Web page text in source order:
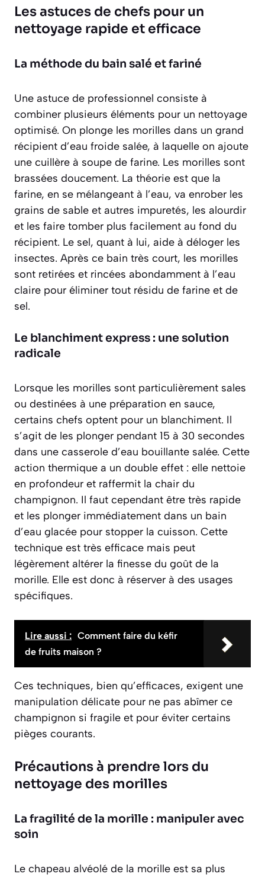
Les astuces de chefs pour un
nettoyage rapide et efficace
La méthode du bain salé et fariné
Une astuce de professionnel consiste à
combiner plusieurs éléments pour un nettoyage
optimisé. On plonge les morilles dans un grand
récipient d’eau froide salée, à laquelle on ajoute
une cuillère à soupe de farine. Les morilles sont
brassées doucement. La théorie est que la
farine, en se mélangeant à l’eau, va enrober les
grains de sable et autres impuretés, les alourdir
et les faire tomber plus facilement au fond du
récipient. Le sel, quant à lui, aide à déloger les
insectes. Après ce bain très court, les morilles
sont retirées et rincées abondamment à l’eau
claire pour éliminer tout résidu de farine et de
sel.
Le blanchiment express : une solution
radicale
Lorsque les morilles sont particulièrement sales
ou destinées à une préparation en sauce,
certains chefs optent pour un blanchiment. Il
s’agit de les plonger pendant 15 à 30 secondes
dans une casserole d’eau bouillante salée. Cette
action thermique a un double effet : elle nettoie
en profondeur et raffermit la chair du
champignon. Il faut cependant être très rapide
et les plonger immédiatement dans un bain
d’eau glacée pour stopper la cuisson. Cette
technique est très efficace mais peut
légèrement altérer la finesse du goût de la
morille. Elle est donc à réserver à des usages
spécifiques.
Lire aussi : Comment faire du kéfir
de fruits maison ?
Ces techniques, bien qu’efficaces, exigent une
manipulation délicate pour ne pas abîmer ce
champignon si fragile et pour éviter certains
pièges courants.
Précautions à prendre lors du
nettoyage des morilles
La fragilité de la morille : manipuler avec
soin
Le chapeau alvéolé de la morille est sa plus